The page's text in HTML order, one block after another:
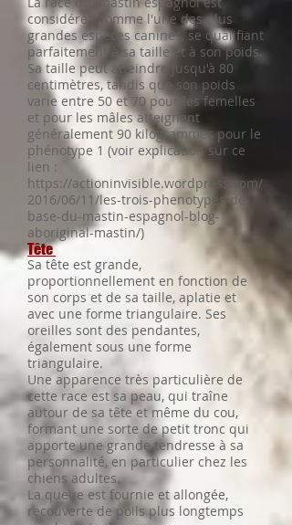
considérée comme l'une des plus
grandes espèces canines, se qualifiant
parfaitement à sa taille et à son poids.
Sa taille peut atteindre jusqu'à 80
centimètres, tandis que son poids
varie entre 50 et 70 pour les femelles
et pour les mâles atteignent
généralement 90 kilogrammes pour le
phénotype 1 (voir explication sur ce
lien :
https://actioninvisible.wordpress.com/
2016/06/11/les-trois-phenotypes-de-
base-du-mastin-espagnol-blog-
aboriginal-mastin/)
Tête
Sa tête est grande,
proportionnellement en fonction de
son corps et de sa taille, aplatie et
avec une forme triangulaire. Ses
oreilles sont des pendantes,
également sous une forme
triangulaire.
Une apparence très particulière de
cette race est sa peau, qui traîne
autour de sa tête et même du cou,
formant une sorte de petit tronc qui
apporte une grande tendresse à sa
personnalité, en particulier chez les
chiens adultes.
La queue est fournie et allongée,
recouverte de poils plus longtemps